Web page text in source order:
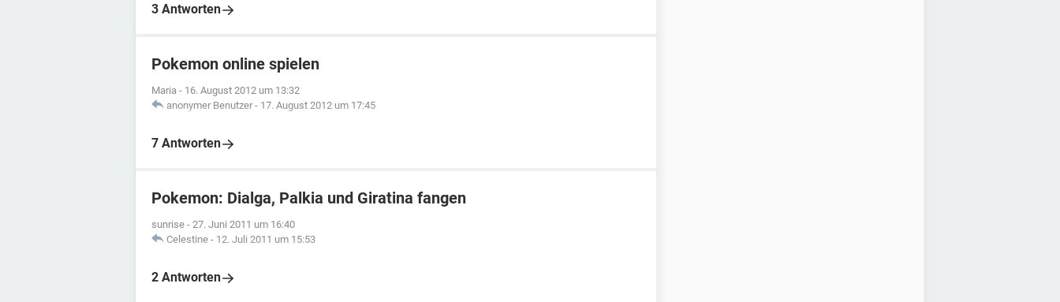
3 Antworten
Pokemon online spielen
Maria - 16. August 2012 um 13:32
anonymer Benutzer - 17. August 2012 um 17:45
7 Antworten
Pokemon: Dialga, Palkia und Giratina fangen
sunrise - 27. Juni 2011 um 16:40
Celestine - 12. Juli 2011 um 15:53
2 Antworten